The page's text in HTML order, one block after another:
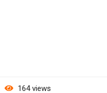
164 views